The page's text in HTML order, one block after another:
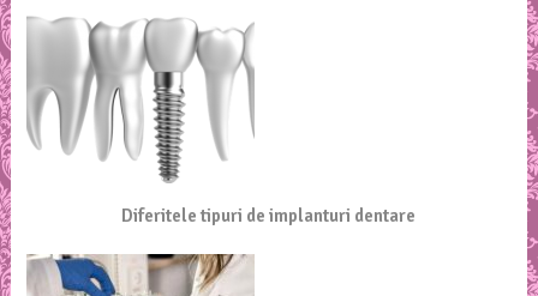
Diferitele tipuri de implanturi dentare